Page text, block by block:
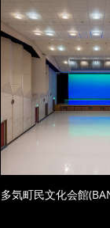
多気町民文化会館